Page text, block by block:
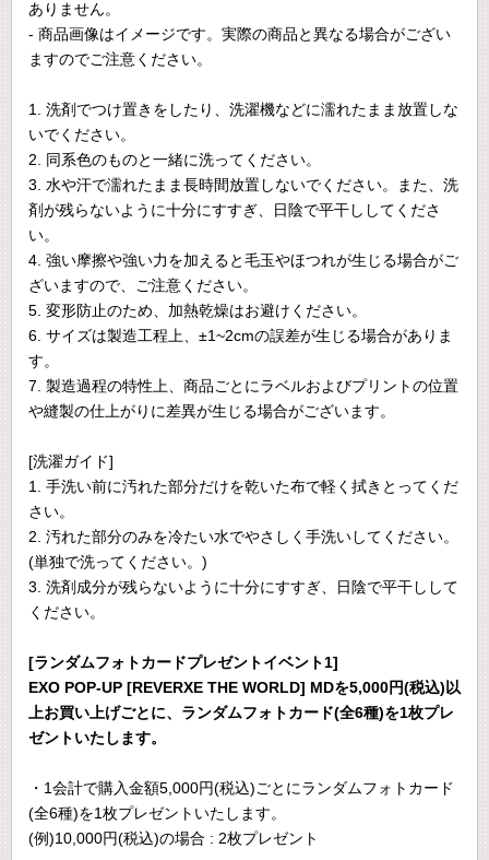
ありません。
- 商品画像はイメージです。実際の商品と異なる場合がござい
ますのでご注意ください。
1. 洗剤でつけ置きをしたり、洗濯機などに濡れたまま放置しな
いでください。
2. 同系色のものと一緒に洗ってください。
3. 水や汗で濡れたまま長時間放置しないでください。また、洗
剤が残らないように十分にすすぎ、日陰で平干ししてくださ
い。
4. 強い摩擦や強い力を加えると毛玉やほつれが生じる場合がご
ざいますので、ご注意ください。
5. 変形防止のため、加熱乾燥はお避けください。
6. サイズは製造工程上、±1~2cmの誤差が生じる場合がありま
す。
7. 製造過程の特性上、商品ごとにラベルおよびプリントの位置
や縫製の仕上がりに差異が生じる場合がございます。
[洗濯ガイド]
1. 手洗い前に汚れた部分だけを乾いた布で軽く拭きとってくだ
さい。
2. 汚れた部分のみを冷たい水でやさしく手洗いしてください。
(単独で洗ってください。)
3. 洗剤成分が残らないように十分にすすぎ、日陰で平干しして
ください。
[ランダムフォトカードプレゼントイベント1]
EXO POP-UP [REVERXE THE WORLD] MDを5,000円(税込)以
上お買い上げごとに、ランダムフォトカード(全6種)を1枚プレ
ゼントいたします。
・1会計で購入金額5,000円(税込)ごとにランダムフォトカード
(全6種)を1枚プレゼントいたします。
(例)10,000円(税込)の場合 : 2枚プレゼント